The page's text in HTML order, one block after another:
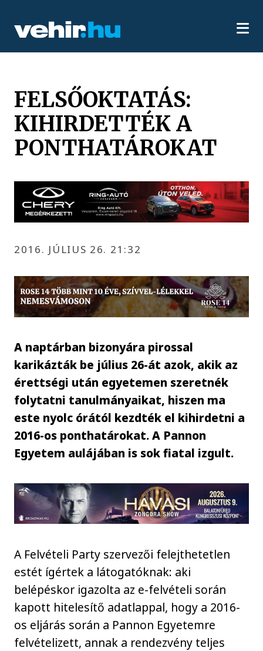
FELSŐOKTATÁS:
KIHIRDETTÉK A
PONTHATÁROKAT
2016. JÚLIUS 26. 21:32
A naptárban bizonyára pirossal
karikázták be július 26-át azok, akik az
érettségi után egyetemen szeretnék
folytatni tanulmányaikat, hiszen ma
este nyolc órától kezdték el kihirdetni a
2016-os ponthatárokat. A Pannon
Egyetem aulájában is sok fiatal izgult.
A Felvételi Party szervezői felejthetetlen
estét ígértek a látogatóknak: aki
belépéskor igazolta az e-felvételi során
kapott hitelesítő adatlappal, hogy a 2016-
os eljárás során a Pannon Egyetemre
felvételizett, annak a rendezvény teljes